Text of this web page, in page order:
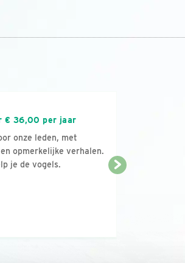
€ 36,00 per jaar
onze leden, met
opmerkelijke verhalen.
je de vogels.